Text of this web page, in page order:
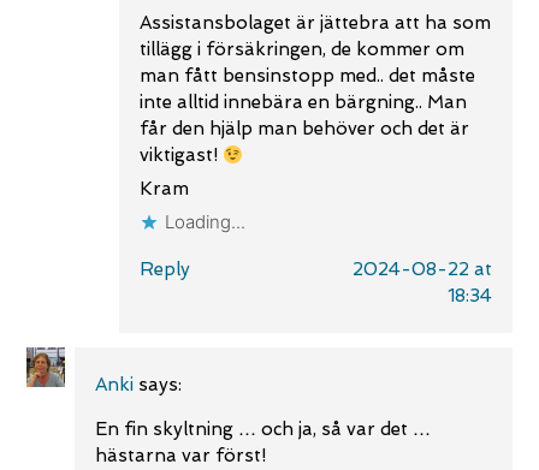
Assistansbolaget är jättebra att ha som
tillägg i försäkringen, de kommer om
man fått bensinstopp med.. det måste
inte alltid innebära en bärgning.. Man
får den hjälp man behöver och det är
viktigast!
Kram
Loading...
Reply
2024-08-22 at
18:34
Anki says:
En fin skyltning … och ja, så var det …
hästarna var först!